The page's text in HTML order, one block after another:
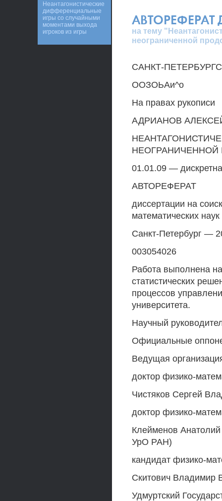
АВТОРЕФЕРАТ
на тему
неограниченной
САНКТ-
ООЗОЬАи^о
На правах рукописи
АДРИАНОВ
01.01.09 —
АВТОРЕФЕРАТ
диссертации на
математических наук
Санкт-Петербург —
003054026
Работа выполнена
статистических
процессов
университета.
Научный
Официальные
Ведущая
доктор физико-
Чистяков Сергей
доктор физико-
Клейменов
УрО РАН)
кандидат физико-
Скитович Владимир
Удмуртский
Неантагонистические
дифференциальные
игры со случайными
моментами выхода
игроков из игры